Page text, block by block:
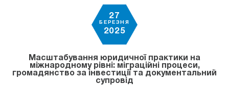
27
БЕРЕЗНЯ
2025
Масштабування юридичної практики на
міжнародному рівні: міграційні процеси,
громадянство за інвестиції та документальний
супровід